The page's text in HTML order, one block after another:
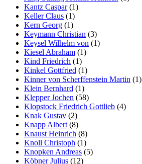
Kantz Caspar(1)
Keller Claus (1)
Kern Georg (1)
Keymann Christian (3)
Keysel Wilhelm von (1)
Kiesel Abraham (1)
Kind Friedrich (1)
Kinkel Gottfried (1)
Kinner von Scherffenstein Martin (1)
Klein Bernhard (1)
Klepper Jochen (58)
Klopstock Friedrich Gottlieb (4)
Knak Gustav (2)
Knapp Albert (8)
Knaust Heinrich (8)
Knoll Christoph (1)
Knopken Andreas (5)
Köbner Julius (12)